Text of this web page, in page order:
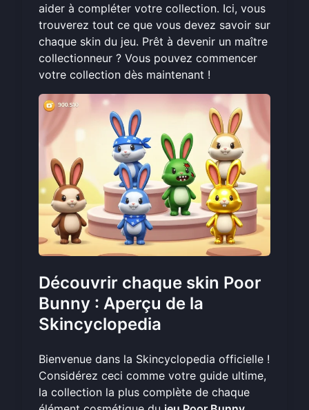
aider à compléter votre collection. Ici, vous
trouverez tout ce que vous devez savoir sur
chaque skin du jeu. Prêt à devenir un maître
collectionneur ? Vous pouvez commencer
votre collection dès maintenant !
Découvrir chaque skin Poor
Bunny : Aperçu de la
Skincyclopedia
Bienvenue dans la Skincyclopedia officielle !
Considérez ceci comme votre guide ultime,
la collection la plus complète de chaque